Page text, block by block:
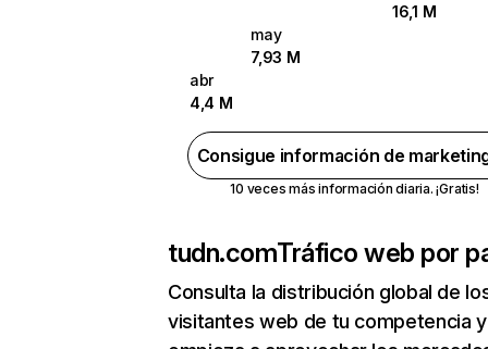
16,1 M
may
7,93 M
abr
4,4 M
Consigue información de
10 veces más información diaria. ¡Gratis!
tudn.comTráfico web por
Consulta la distribución global de
visitantes web de tu competencia y